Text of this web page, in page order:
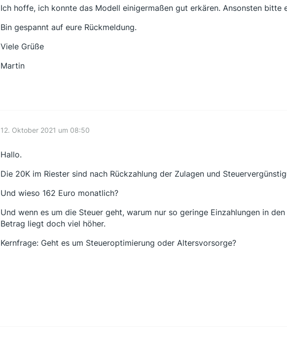
Ich hoffe, ich konnte das Modell einigermaßen gut erkären. Ansonsten bitte
Bin gespannt auf eure Rückmeldung.
Viele Grüße
Martin
12. Oktober 2021 um 08:50
Hallo.
Die 20K im Riester sind nach Rückzahlung der Zulagen und
Und wieso 162 Euro monatlich?
Und wenn es um die Steuer geht, warum nur so geringe Einzahlungen in
Betrag liegt doch viel höher.
Kernfrage: Geht es um Steueroptimierung oder Altersvorsorge?